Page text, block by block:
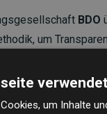
BDO
um
dass unsere
geschätzten
um Inhalte